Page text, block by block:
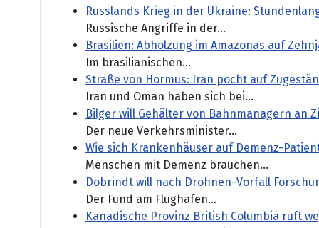
Russlands Krieg in der Ukraine:
Russische Angriffe in der...
Brasilien: Abholzung im Amazonas auf
Im brasilianischen...
Straße von Hormus: Iran pocht auf
Iran und Oman haben sich bei...
Bilger will Gehälter von Bahnmanagern an
Der neue Verkehrsminister...
Wie sich Krankenhäuser auf Demenz-
Menschen mit Demenz brauchen...
Dobrindt will nach Drohnen-Vorfall
Der Fund am Flughafen...
Kanadische Provinz British Columbia ruft